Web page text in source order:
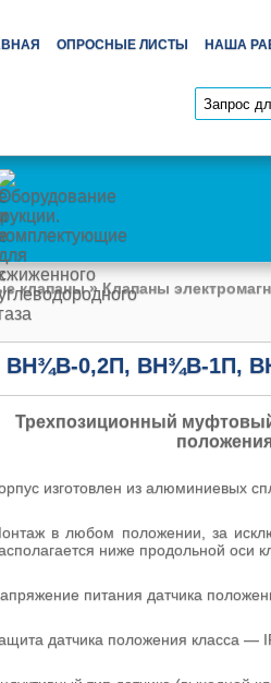
НАША
ОПРОСНЫЕ ЛИСТЫ
клапаны»Клапаны
ВН¾В-0,2П, ВН¾В-1П,
Трехпозиционный
изготовлен из алюминиевых
в любом положении, за
ниже продольной оси
питания датчика
датчика положения класса —